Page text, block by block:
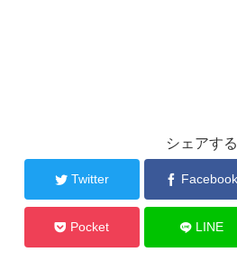
シェアする
Twitter Facebook
Pocket LINE